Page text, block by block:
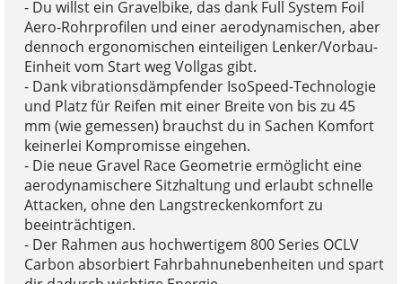
- Du willst ein Gravelbike, das dank Full System Foil
Aero-Rohrprofilen und einer aerodynamischen, aber
dennoch ergonomischen einteiligen Lenker/Vorbau-
Einheit vom Start weg Vollgas gibt.
- Dank vibrationsdämpfender IsoSpeed-Technologie
und Platz für Reifen mit einer Breite von bis zu 45
mm (wie gemessen) brauchst du in Sachen Komfort
keinerlei Kompromisse eingehen.
- Die neue Gravel Race Geometrie ermöglicht eine
aerodynamischere Sitzhaltung und erlaubt schnelle
Attacken, ohne den Langstreckenkomfort zu
beeinträchtigen.
- Der Rahmen aus hochwertigem 800 Series OCLV
Carbon absorbiert Fahrbahnunebenheiten und spart